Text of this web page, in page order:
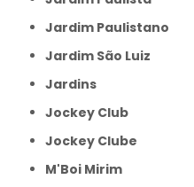
Jardim Paulistano
Jardim São Luiz
Jardins
Jockey Club
Jockey Clube
M'Boi Mirim